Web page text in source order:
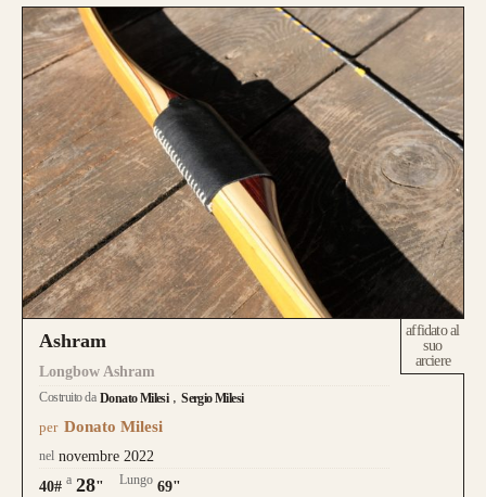
realizzati su misura
Ashram
Longbow Ashram
Costruito da Donato Milesi Sergio Milesi
per Donato Milesi
nel novembre 2022
40# a 28" Lungo 69"
affidato al
suo
arciere